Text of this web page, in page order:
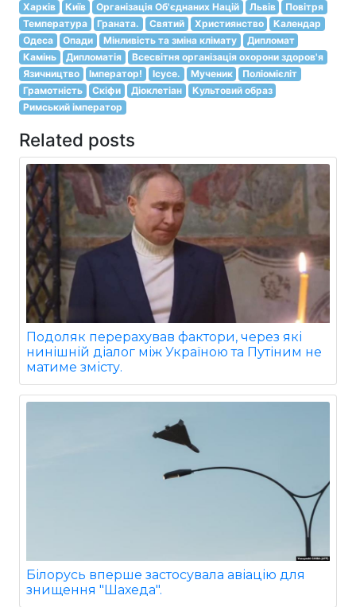
Харків Київ Організація Об'єднаних Націй Львів
Повітря
Температура
Граната. Святий Християнство
Календар
Одеса
Опади Мінливість та зміна клімату
Дипломат
Камінь
Дипломатія
Всесвітня організація охорони здоров'я
Язичництво
Імператор! Ісусе. Мученик
Поліомієліт
Грамотність
Скіфи Діоклетіан
Культовий образ
Римський імператор
Related posts
Подоляк перерахував фактори, через які
нинішній діалог між Україною та Путіним не
матиме змісту.
Білорусь вперше застосувала авіацію для
знищення "Шахеда".